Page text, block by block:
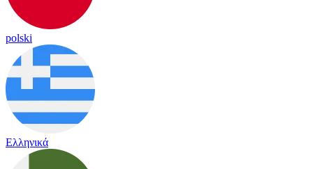
polski
Ελληνικά